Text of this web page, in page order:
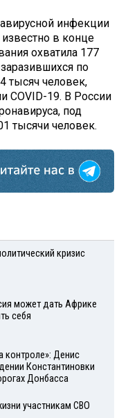
инфекции
в конце
охватила 177
по
тысяч человек,
COVID-19. В России
под
тысячи человек.
кризис
может дать Африке
себя
контроле»: Денис
Константиновки
Донбасса
участникам СВО